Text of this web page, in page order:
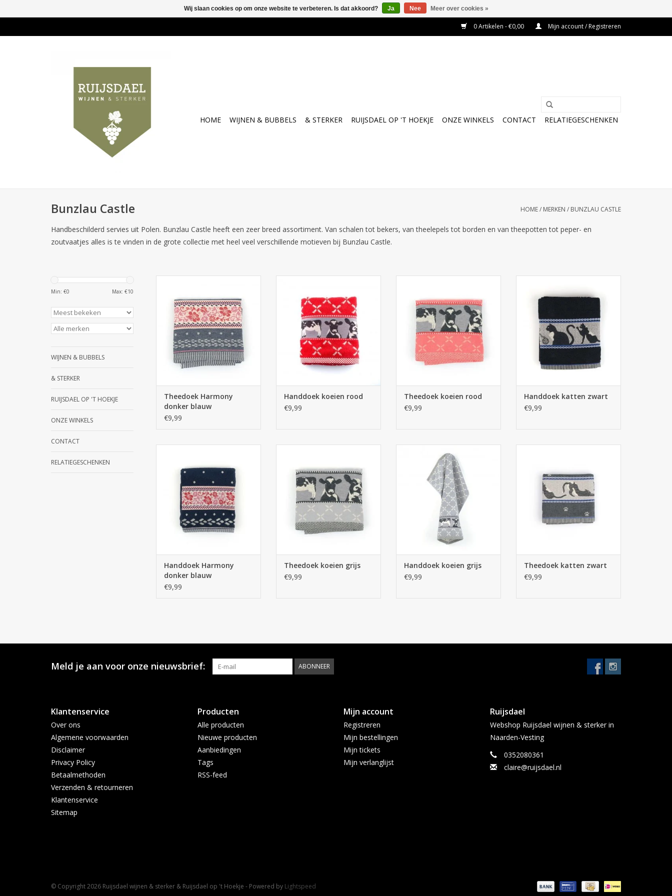
0 Artikelen - €0,00 Mijn account / Registreren
HOME WIJNEN & BUBBELS & STERKER RUIJSDAEL OP 'T HOEKJE ONZE WINKELS CONTACT RELATIEGESCHENKEN
Bunzlau Castle HOME/ MERKEN / BUNZLAU CASTLE
Handbeschilderd servies uit Polen. Bunzlau Castle heeft een zeer breed assortiment. Van schalen tot bekers, van theelepels tot borden en van theepotten tot peper- en
zoutvaatjes alles is te vinden in de grote collectie met heel veel verschillende motieven bij Bunzlau Castle.
Min: €0 Max: €10
WIJNEN & BUBBELS
& STERKER
RUIJSDAEL OP 'T HOEKJE
ONZE WINKELS
CONTACT
RELATIEGESCHENKEN
TOEVOEGEN AAN WINKELWAGEN
Theedoek Harmony
donker blauw
€9,99
TOEVOEGEN AAN WINKELWAGEN
Handdoek koeien rood
€9,99
TOEVOEGEN AAN WINKELWAGEN
Theedoek koeien rood
€9,99
TOEVOEGEN AAN WINKELWAGEN
Handdoek katten zwart
€9,99
TOEVOEGEN AAN WINKELWAGEN
Handdoek Harmony
donker blauw
€9,99
TOEVOEGEN AAN WINKELWAGEN
Theedoek koeien grijs
€9,99
grijs
TOEVOEGEN AAN WINKELWAGEN
Handdoek koeien grijs
€9,99
TOEVOEGEN AAN WINKELWAGEN
Theedoek katten zwart
€9,99
Meld je aan voor onze nieuwsbrief: ABONNEER
Klantenservice
Over ons
Algemene voorwaarden
Disclaimer
Privacy Policy
Betaalmethoden
Verzenden & retourneren
Klantenservice
Sitemap
Producten
Alle producten
Nieuwe producten
Aanbiedingen
Tags
RSS-feed
Mijn account
Registreren
Mijn bestellingen
Mijn tickets
Mijn verlanglijst
Ruijsdael
Webshop Ruijsdael wijnen & sterker in
Naarden-Vesting
0352080361
claire@ruijsdael.nl
© Copyright 2026 Ruijsdael wijnen & sterker & Ruijsdael op 't Hoekje - Powered by Lightspeed
Wij slaan cookies op om onze website te verbeteren. Is dat akkoord? Ja Nee Meer over cookies »